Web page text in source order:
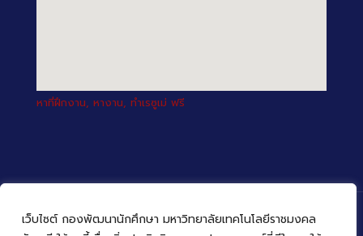
เว็บไซต์ กองพัฒนานักศึกษา มหาวิทยาลัยเทคโนโลยีราชมงคล
หาที่ฝึกงาน, หางาน, ทำเรซูเม่ ฟรี